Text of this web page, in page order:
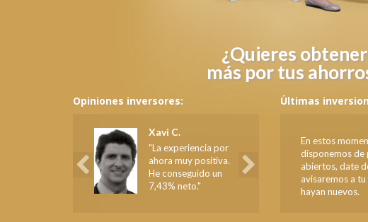
¿Quieres obtener
más por tus
Opiniones inversores:
Xavi C.
"La experiencia por
ahora muy positiva.
He conseguido un
7,43% neto."
Últimas
En estos
disponemos de
abiertos, date
avisaremos a
hayan nuevos.